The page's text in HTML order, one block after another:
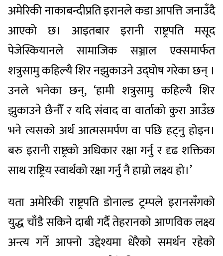
अमेरिकी नाकाबन्दीप्रति इरानले कडा आपत्ति जनाउँदै
आएको छ। आइतबार इरानी राष्ट्रपति मसूद
पेजेस्कियानले सामाजिक सञ्जाल एक्समार्फत
शत्रुसामु कहिल्यै शिर नझुकाउने उद्घोष गरेका छन् ।
उनले भनेका छन्, ‘हामी शत्रुसामु कहिल्यै शिर
झुकाउने छैनौँ र यदि संवाद वा वार्ताको कुरा आउँछ
भने त्यसको अर्थ आत्मसमर्पण वा पछि हट्नु होइन।
बरु इरानी राष्ट्रको अधिकार रक्षा गर्नु र दृढ शक्तिका
साथ राष्ट्रिय स्वार्थको रक्षा गर्नु नै हाम्रो लक्ष्य हो।’
यता अमेरिकी राष्ट्रपति डोनाल्ड ट्रम्पले इरानसँगको
युद्ध चाँडै सकिने दाबी गर्दै तेहरानको आणविक लक्ष्य
अन्त्य गर्ने आफ्नो उद्देश्यमा धेरैको समर्थन रहेको